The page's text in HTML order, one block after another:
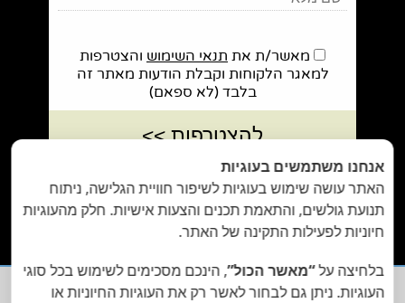
מאשר/ת את תנאי השימוש והצטרפות
למאגר הלקוחות וקבלת הודעות מאתר זה
בלבד (לא ספאם)
בשליחת הטופס אתם מאשרים אתמדיניות הפרטיות של האתר.
אנחנו משתמשים בעוגיות
האתר עושה שימוש בעוגיות לשיפור חוויית הגלישה, ניתוח
תנועת גולשים, והתאמת תכנים והצעות אישיות. חלק מהעוגיות
חיוניות לפעילות התקינה של האתר.
בלחיצה על“מאשר הכול”, הינכם מסכימים לשימוש בכל סוגי
העוגיות. ניתן גם לבחור לאשר רק את העוגיות החיוניות או